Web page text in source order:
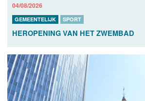
04/08/2026
GEMEENTELIJK SPORT
HEROPENING VAN HET ZWEMBAD